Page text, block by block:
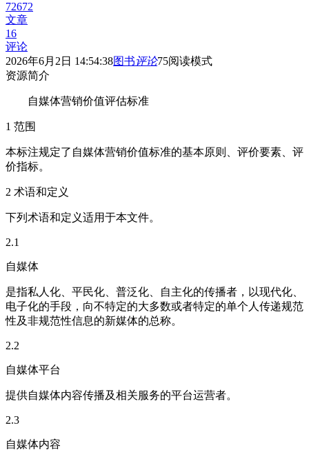
72672
文章
16
评论
2026年6月2日 14:54:38图书评论75阅读模式
资源简介
自媒体营销价值评估标准
1 范围
本标注规定了自媒体营销价值标准的基本原则、评价要素、评
价指标。
2 术语和定义
下列术语和定义适用于本文件。
2.1
自媒体
是指私人化、平民化、普泛化、自主化的传播者，以现代化、
电子化的手段，向不特定的大多数或者特定的单个人传递规范
性及非规范性信息的新媒体的总称。
2.2
自媒体平台
提供自媒体内容传播及相关服务的平台运营者。
2.3
自媒体内容